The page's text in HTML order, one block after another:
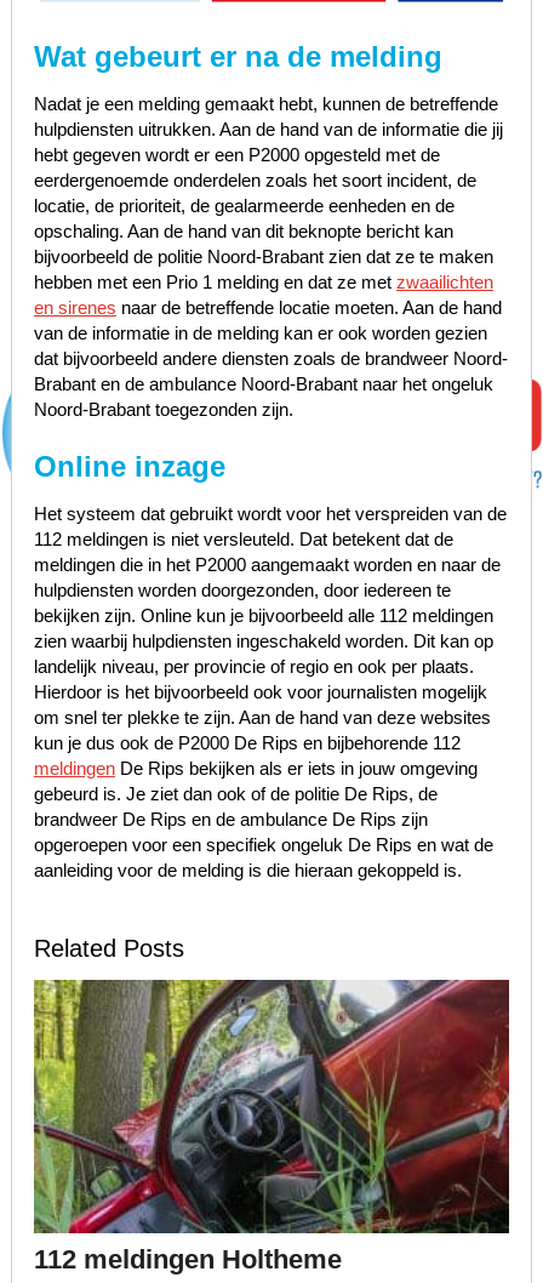
Wat gebeurt er na de melding
Nadat je een melding gemaakt hebt, kunnen de betreffende
hulpdiensten uitrukken. Aan de hand van de informatie die jij
hebt gegeven wordt er een P2000 opgesteld met de
eerdergenoemde onderdelen zoals het soort incident, de
locatie, de prioriteit, de gealarmeerde eenheden en de
opschaling. Aan de hand van dit beknopte bericht kan
bijvoorbeeld de politie Noord-Brabant zien dat ze te maken
hebben met een Prio 1 melding en dat ze met zwaailichten
en sirenes naar de betreffende locatie moeten. Aan de hand
van de informatie in de melding kan er ook worden gezien
dat bijvoorbeeld andere diensten zoals de brandweer Noord-
Brabant en de ambulance Noord-Brabant naar het ongeluk
Noord-Brabant toegezonden zijn.
Online inzage
Het systeem dat gebruikt wordt voor het verspreiden van de
112 meldingen is niet versleuteld. Dat betekent dat de
meldingen die in het P2000 aangemaakt worden en naar de
hulpdiensten worden doorgezonden, door iedereen te
bekijken zijn. Online kun je bijvoorbeeld alle 112 meldingen
zien waarbij hulpdiensten ingeschakeld worden. Dit kan op
landelijk niveau, per provincie of regio en ook per plaats.
Hierdoor is het bijvoorbeeld ook voor journalisten mogelijk
om snel ter plekke te zijn. Aan de hand van deze websites
kun je dus ook de P2000 De Rips en bijbehorende 112
meldingenDe Rips bekijken als er iets in jouw omgeving
gebeurd is. Je ziet dan ook of de politie De Rips, de
brandweer De Rips en de ambulance De Rips zijn
opgeroepen voor een specifiek ongeluk De Rips en wat de
aanleiding voor de melding is die hieraan gekoppeld is.
Related Posts
112 meldingen Holtheme